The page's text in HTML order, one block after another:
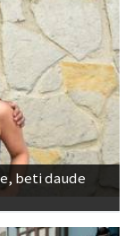
beti daude